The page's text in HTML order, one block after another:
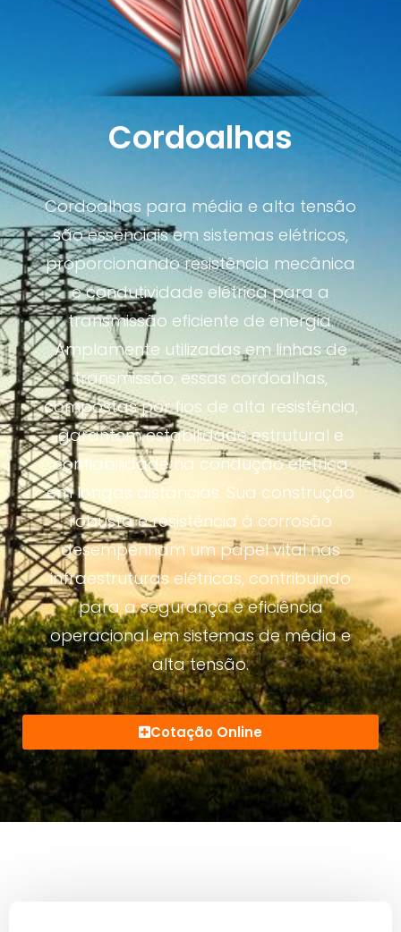
Cordoalhas
Cordoalhas para média e alta tensão
são essenciais em sistemas elétricos,
proporcionando resistência mecânica
e condutividade elétrica para a
transmissão eficiente de energia.
Amplamente utilizadas em linhas de
transmissão, essas cordoalhas,
compostas por fios de alta resistência,
garantem estabilidade estrutural e
confiabilidade na condução elétrica
em longas distâncias. Sua construção
robusta e resistência à corrosão
desempenham um papel vital nas
infraestruturas elétricas, contribuindo
para a segurança e eficiência
operacional em sistemas de média e
alta tensão.
Cotação Online